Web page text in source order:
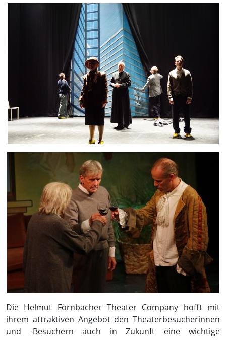
Die Helmut Förnbacher Theater Company hofft mit
ihrem attraktiven Angebot den Theaterbesucherinnen
und -Besuchern auch in Zukunft eine wichtige